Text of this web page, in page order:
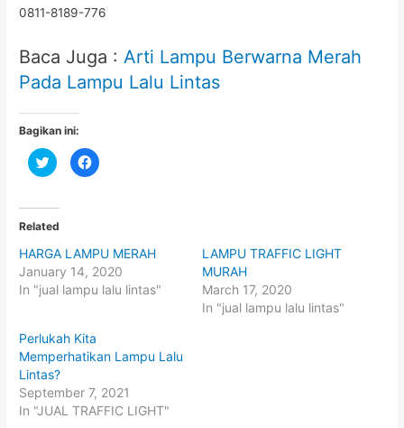
0811-8189-776
Baca Juga : Arti Lampu Berwarna Merah
Pada Lampu Lalu Lintas
Bagikan ini:
C
l
t
o
s
h
a
r
e
o
i
t
t
e
r
(
O
p
e
C
l
h
a
r
e
o
c
e
b
o
k
(
O
p
Related
HARGA LAMPU MERAH
January 14, 2020
In "jual lampu lalu lintas"
LAMPU TRAFFIC LIGHT
MURAH
March 17, 2020
In "jual lampu lalu lintas"
Perlukah Kita
Memperhatikan Lampu Lalu
Lintas?
September 7, 2021
In "JUAL TRAFFIC LIGHT"